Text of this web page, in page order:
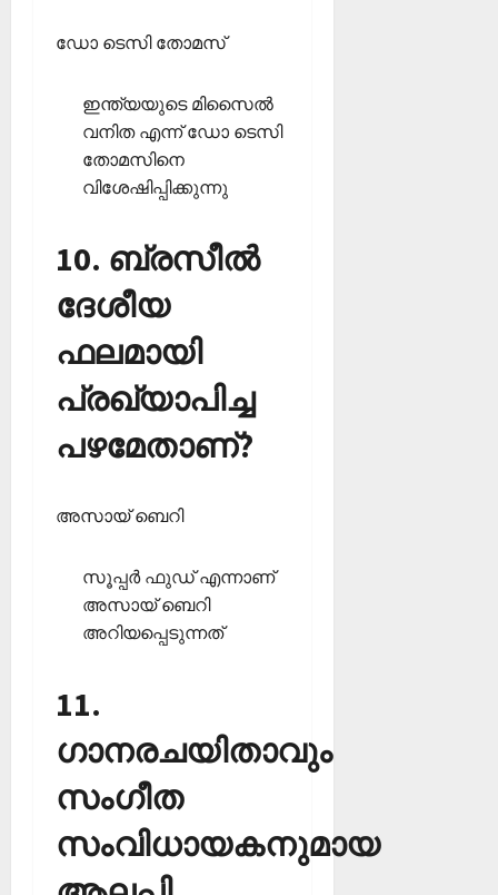
ഡോ ടെസി തോമസ്
ഇന്ത്യയുടെ മിസൈല്‍
വനിത എന്ന് ഡോ ടെസി
തോമസിനെ
വിശേഷിപ്പിക്കുന്നു
10. ബ്രസീല്‍
ദേശീയ
ഫലമായി
പ്രഖ്യാപിച്ച
പഴമേതാണ്?
അസായ് ബെറി
സൂപ്പര്‍ ഫുഡ് എന്നാണ്
അസായ് ബെറി
അറിയപ്പെടുന്നത്
11.
ഗാനരചയിതാവും
സംഗീത
സംവിധായകനുമായ